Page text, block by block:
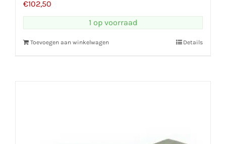
€102,50
1 op voorraad
Toevoegen aan winkelwagen Details